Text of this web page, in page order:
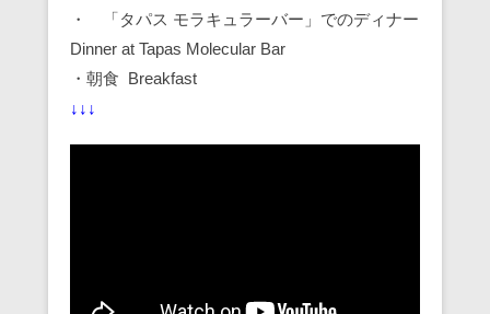
・ 「タパス モラキュラーバー」でのディナー
Dinner at Tapas Molecular Bar
・朝食 Breakfast
↓↓↓